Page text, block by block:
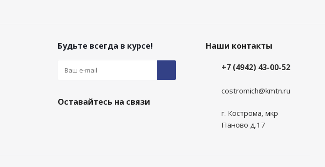
Будьте всегда в курсе!
Оставайтесь на связи
Наши контакты
+7 (4942) 43-00-52
costromich@kmtn.ru
г. Кострома, мкр
Паново д.17